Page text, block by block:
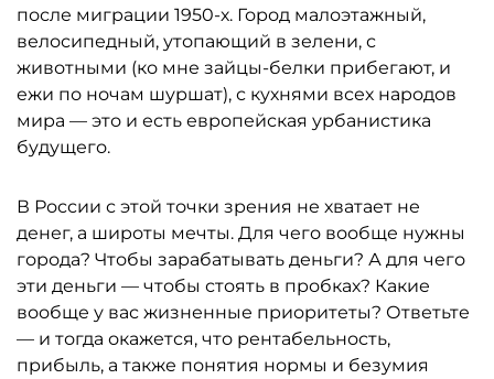
после миграции 1950-х. Город малоэтажный,
велосипедный, утопающий в зелени, с
животными (ко мне зайцы-белки прибегают, и
ежи по ночам шуршат), с кухнями всех народов
мира — это и есть европейская урбанистика
будущего.
В России с этой точки зрения не хватает не
денег, а широты мечты. Для чего вообще нужны
города? Чтобы зарабатывать деньги? А для чего
эти деньги — чтобы стоять в пробках? Какие
вообще у вас жизненные приоритеты? Ответьте
— и тогда окажется, что рентабельность,
прибыль, а также понятия нормы и безумия